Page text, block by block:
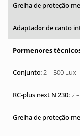
2 – 500 Lux
2